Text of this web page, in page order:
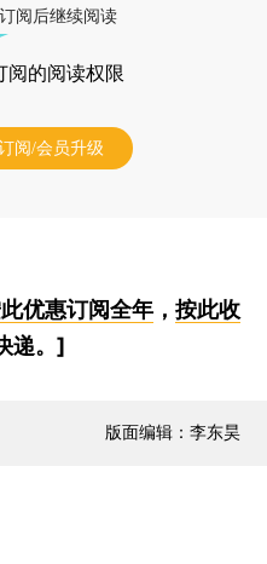
阅后继续阅读
阅的阅读权限
阅/会员升级
优惠订阅全年， 按此收
递。]
版面编辑：李东昊